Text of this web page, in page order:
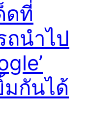
ดที่
ถนำไป
มกันได้